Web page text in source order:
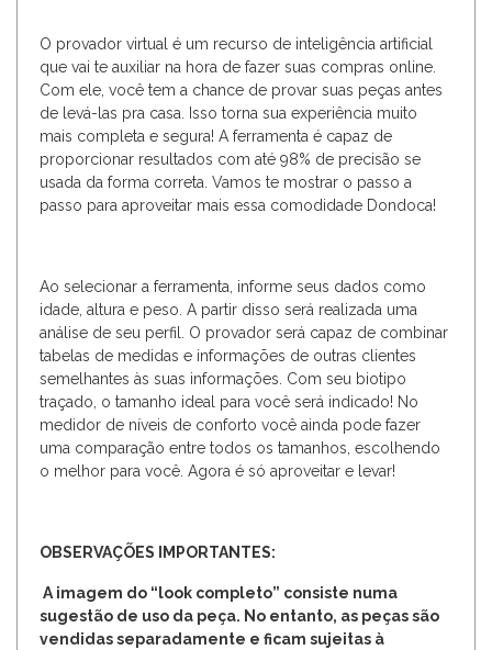
O provador virtual é um recurso de inteligência artificial
que vai te auxiliar na hora de fazer suas compras online.
Com ele, você tem a chance de provar suas peças antes
de levá-las pra casa. Isso torna sua experiência muito
mais completa e segura! A ferramenta é capaz de
proporcionar resultados com até 98% de precisão se
usada da forma correta. Vamos te mostrar o passo a
passo para aproveitar mais essa comodidade Dondoca!
Ao selecionar a ferramenta, informe seus dados como
idade, altura e peso. A partir disso será realizada uma
análise de seu perfil. O provador será capaz de combinar
tabelas de medidas e informações de outras clientes
semelhantes às suas informações. Com seu biotipo
traçado, o tamanho ideal para você será indicado! No
medidor de níveis de conforto você ainda pode fazer
uma comparação entre todos os tamanhos, escolhendo
o melhor para você. Agora é só aproveitar e levar!
OBSERVAÇÕES IMPORTANTES:
A imagem do “look completo” consiste numa
sugestão de uso da peça. No entanto, as peças são
vendidas separadamente e ficam sujeitas à